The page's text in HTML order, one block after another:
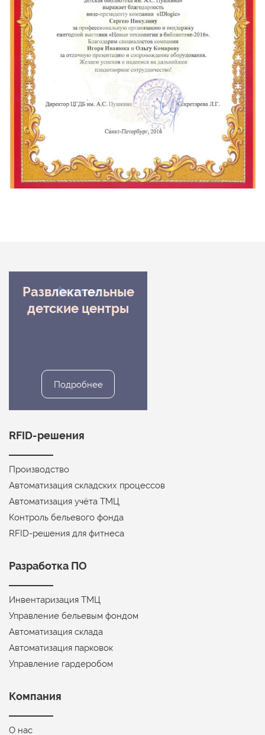
Развлекательные
детские центры
Подробнее
Фитнес
Подробнее
RFID-решения
Производство
Автоматизация складских процессов
Автоматизация учёта ТМЦ
Контроль бельевого фонда
RFID-решения для фитнеса
Разработка ПО
Инвентаризация ТМЦ
Управление бельевым фондом
Автоматизация склада
Автоматизация парковок
Управление гардеробом
Компания
О нас